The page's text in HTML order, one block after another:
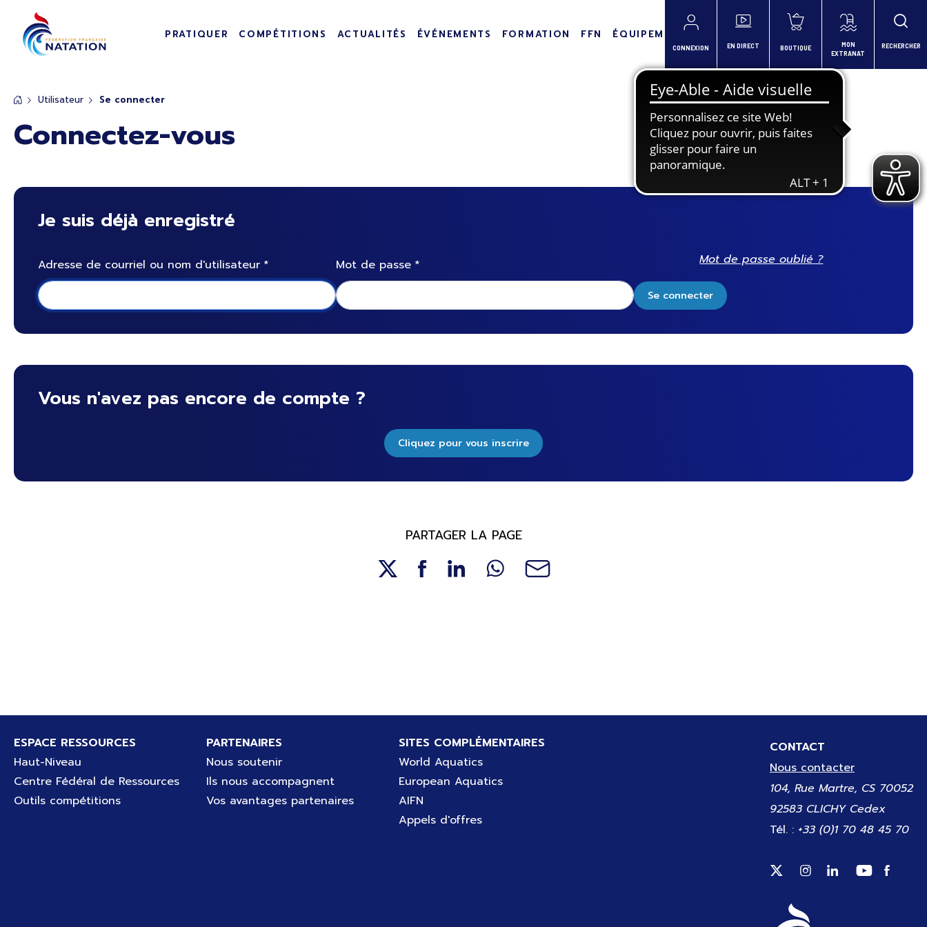
PRATIQUER COMPÉTITIONS ACTUALITÉS ÉVÉNEMENTS FORMATION FFN ÉQUIPEMENTS
CONNEXION EN DIRECT BOUTIQUE
MON
EXTRANAT
RECHERCHER
Utilisateur Se connecter
Connectez-vous
Je suis déjà enregistré
Adresse de courriel ou nom d'utilisateur Mot de passe Mot de passe oublié ?
Se connecter
Vous n'avez pas encore de compte ?
Cliquez pour vous inscrire
PARTAGER LA PAGE
Pied de page
ESPACE RESSOURCES
Haut-Niveau
Centre Fédéral de Ressources
Outils compétitions
PARTENAIRES
Nous soutenir
Ils nous accompagnent
Vos avantages partenaires
SITES COMPLÉMENTAIRES
World Aquatics
European Aquatics
AIFN
Appels d'offres
CONTACT
Nous contacter
104, Rue Martre, CS 70052
92583 CLICHY Cedex
Tél. : +33 (0)1 70 48 45 70
Suivez-nous sur Twitter
Suivez-nous sur
Suivez-nous
Suivez-
Panneau de gestion des cookies